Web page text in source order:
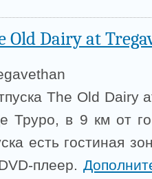
Old Dairy at
The Old Dairy
Труро, в 9 км от
есть гостиная
плеер.